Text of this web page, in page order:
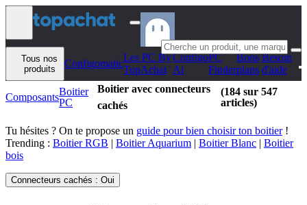
Aller au contenu
Tous nos
produits
Configomatic
Les PC By
TopAchat
Configo
Ai
PC
Finder
Bons
plans
Besoin
d'aide
ComposantsBoitier
PC
Boitier avec connecteurs
cachés
(184 sur 547
articles)
Tu hésites ? On te propose un guide pour bien choisir ton boitier!
Trending : Boitier RGB | Boitier Aquarium | Boitier Blanc | Boitier
bois
Connecteurs cachés : Oui